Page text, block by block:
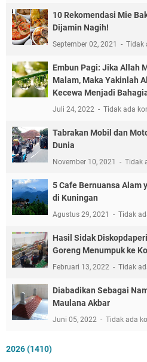
10 Rekomendasi Mie
Dijamin Nagih!
September 02, 2021 Tidak
Embun Pagi: Jika Allah
Malam, Maka Yakinlah
Kecewa Menjadi
Juli 24, 2022 Tidak ada
Tabrakan Mobil dan
Dunia
November 10, 2021 Tidak
5 Cafe Bernuansa Alam
di Kuningan
Agustus 29, 2021 Tidak
Hasil Sidak
Goreng Menumpuk ke
Februari 13, 2022 Tidak
Diabadikan Sebagai
Maulana Akbar
Juni 05, 2022 Tidak ada
2026(1410)